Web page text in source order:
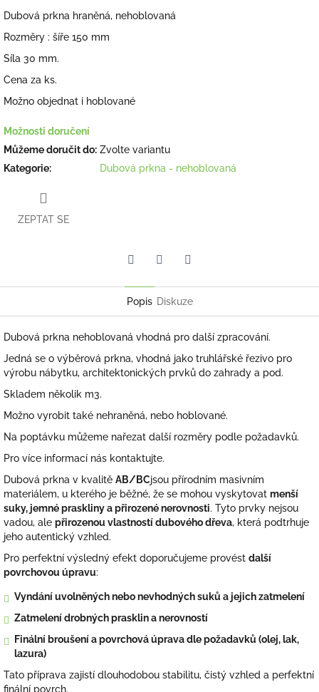
Dubová prkna hraněná, nehoblovaná
Rozměry : šíře 150 mm
Síla 30 mm.
Cena za ks.
Možno objednat i hoblované
Možnosti doručení
Můžeme doručit do: Zvolte variantu
Kategorie: Dubová prkna - nehoblovaná
ZEPTAT SE
Popis Diskuze
Dubová prkna nehoblovaná vhodná pro další zpracování.
Jedná se o výběrová prkna, vhodná jako truhlářské řezivo pro
výrobu nábytku, architektonických prvků do zahrady a pod.
Skladem několik m3.
Možno vyrobit také nehraněná, nebo hoblované.
Na poptávku můžeme nařezat další rozměry podle požadavků.
Pro více informací nás kontaktujte.
Dubová prkna v kvalitě AB/BCjsou přírodním masivním
materiálem, u kterého je běžné, že se mohou vyskytovat menší
suky, jemné praskliny a přirozené nerovnosti. Tyto prvky nejsou
vadou, ale přirozenou vlastností dubového dřeva, která podtrhuje
jeho autentický vzhled.
Pro perfektní výsledný efekt doporučujeme provést další
povrchovou úpravu:
Vyndání uvolněných nebo nevhodných suků a jejich zatmelení
Zatmelení drobných prasklin a nerovností
Finální broušení a povrchová úprava dle požadavků (olej, lak,
lazura)
Tato příprava zajistí dlouhodobou stabilitu, čistý vzhled a perfektní
finální povrch.